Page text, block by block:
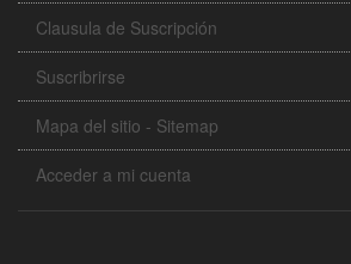
Clausula de Suscripción
Suscribrirse
Mapa del sitio - Sitemap
Acceder a mi cuenta